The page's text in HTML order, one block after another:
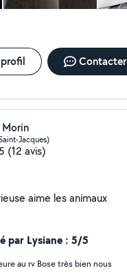
Contacter
Jacques)
(12 avis)
aime les animaux
par Lysiane : 5/5
au rv Bose très bien nous